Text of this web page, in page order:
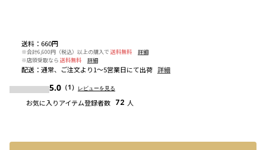
送料 ： 660円
※合計6,600円（税込）以上の購入で 送料無料
詳細
※店頭受取なら 送料無料 詳細
配送 ： 通常、ご注文より1～5営業日にて出荷 詳細
5.0 （1） レビューを見る
お気に入りアイテム登録者数 72 人